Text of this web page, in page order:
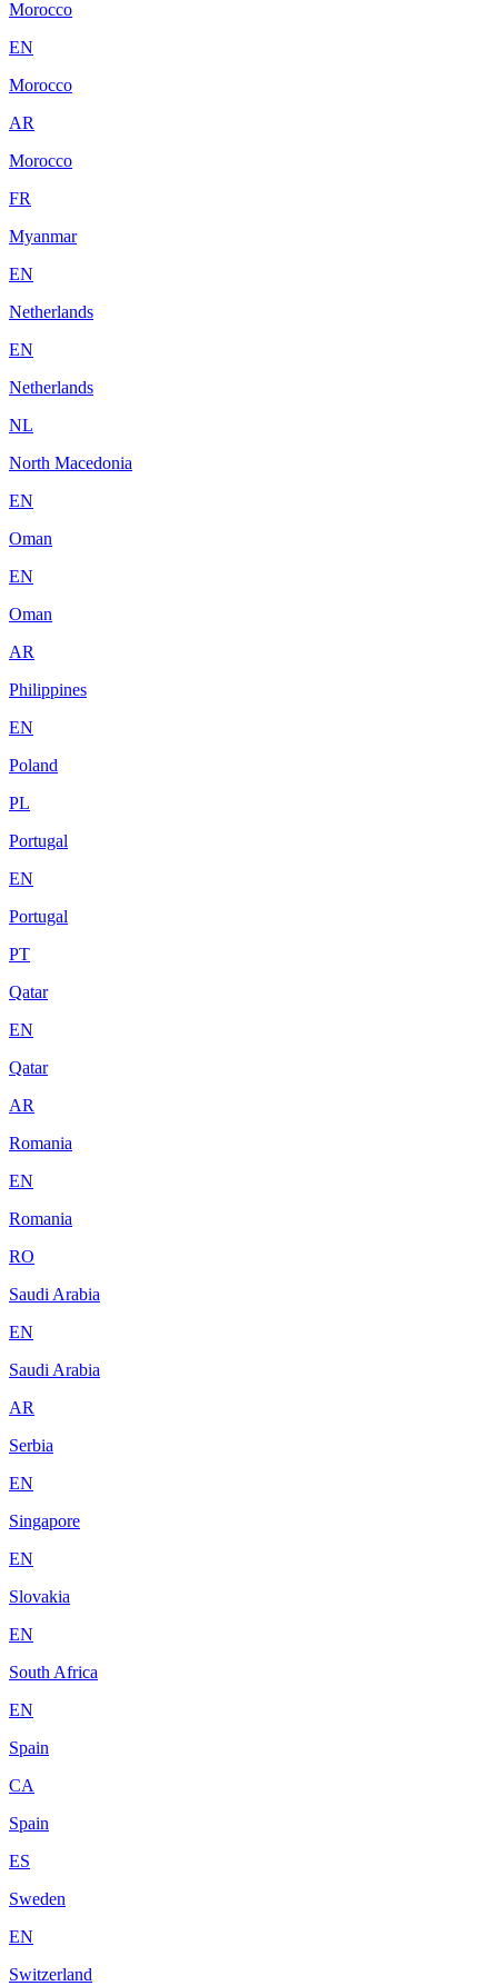
Morocco
EN
Morocco
AR
Morocco
FR
Myanmar
EN
Netherlands
EN
Netherlands
NL
North Macedonia
EN
Oman
EN
Oman
AR
Philippines
EN
Poland
PL
Portugal
EN
Portugal
PT
Qatar
EN
Qatar
AR
Romania
EN
Romania
RO
Saudi Arabia
EN
Saudi Arabia
AR
Serbia
EN
Singapore
EN
Slovakia
EN
South Africa
EN
Spain
CA
Spain
ES
Sweden
EN
Switzerland